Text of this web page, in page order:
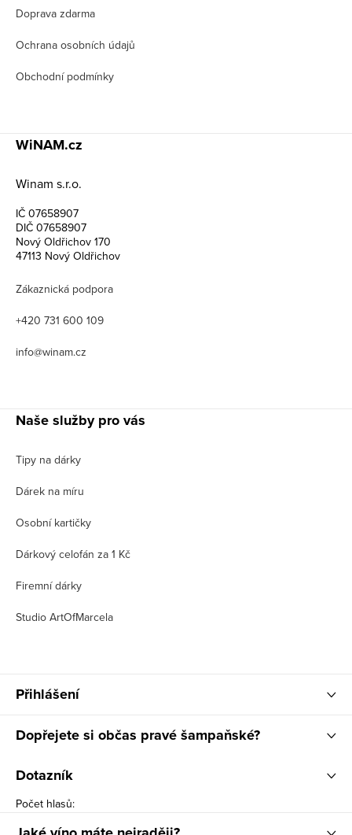
Doprava zdarma
Ochrana osobních údajů
Obchodní podmínky
WiNAM.cz
Winam s.r.o.
IČ 07658907
DIČ 07658907
Nový Oldřichov 170
47113 Nový Oldřichov
Zákaznická podpora
+420 731 600 109
info@winam.cz
Naše služby pro vás
Tipy na dárky
Dárek na míru
Osobní kartičky
Dárkový celofán za 1 Kč
Firemní dárky
Studio ArtOfMarcela
Přihlášení
Dopřejete si občas pravé šampaňské?
Dotazník
Počet hlasů: